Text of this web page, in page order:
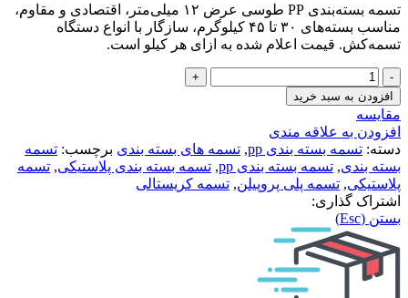
تسمه بسته‌بندی PP طوسی عرض ۱۲ میلی‌متر، اقتصادی و مقاوم،
مناسب بسته‌های ۳۰ تا ۴۵ کیلوگرم، سازگار با انواع دستگاه
تسمه‌کش. قیمت اعلام شده به ازای هر کیلو است.
تسمه
بسته
بندی
طوسی
عرض
|
تسمه
بسته‌بندی
PP
طوسی
12
عدد
افزودن به سبد خرید
مقایسه
افزودن به علاقه مندی
دسته: تسمه بسته بندی pp , تسمه های بسته بندی برچسب: تسمه
بسته بندی, تسمه بسته بندی pp , تسمه بسته بندی پلاستیکی, تسمه
پلاستیکی, تسمه پلی پروپیلن, تسمه کریستالی
اشتراک گذاری:
بستن (Esc)